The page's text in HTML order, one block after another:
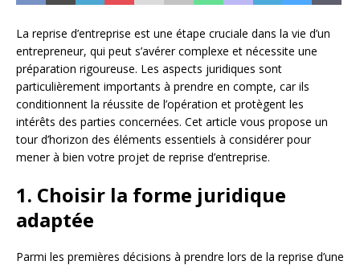
La reprise d’entreprise est une étape cruciale dans la vie d’un
entrepreneur, qui peut s’avérer complexe et nécessite une
préparation rigoureuse. Les aspects juridiques sont
particulièrement importants à prendre en compte, car ils
conditionnent la réussite de l’opération et protègent les
intérêts des parties concernées. Cet article vous propose un
tour d’horizon des éléments essentiels à considérer pour
mener à bien votre projet de reprise d’entreprise.
1. Choisir la forme juridique
adaptée
Parmi les premières décisions à prendre lors de la reprise d’une